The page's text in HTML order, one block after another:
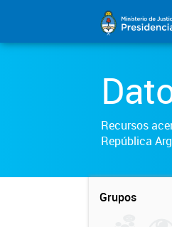
Recursos
República
Grupos